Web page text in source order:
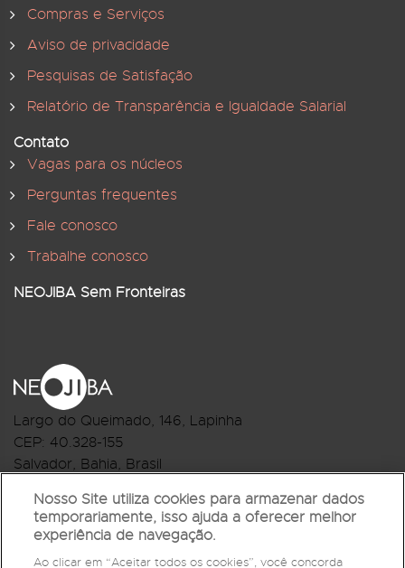
Compras e Serviços
Aviso de privacidade
Pesquisas de Satisfação
Relatório de Transparência e Igualdade Salarial
Contato
Vagas para os núcleos
Perguntas frequentes
Fale conosco
Trabalhe conosco
NEOJIBA Sem Fronteiras
Largo do Queimado, 146, Lapinha
CEP: 40.328-155
Salvador, Bahia, Brasil
R.Monte Castelo Nº 62, Bairro Barbalho
CEP: 40.301-210
Nosso Site utiliza cookies para armazenar dados
temporariamente, isso ajuda a oferecer melhor
experiência de navegação.
Ao clicar em “Aceitar todos os cookies”, você concorda